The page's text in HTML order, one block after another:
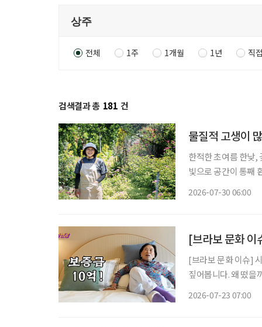
전체 1주 1개월 1년 직
검색결과 총 181 건
물질적 고생이
한적한 초여름 한낮,
빛으로 공간이 통째
2026-07-30 06:00
[브라보 문화
[브라보 문화 이슈]
짚어봅니다. 왜 떴을까? 초고령사회에 실버타운을 향한 관심이 높아지는 가운데, 실버타운을
2026-07-23 07:00